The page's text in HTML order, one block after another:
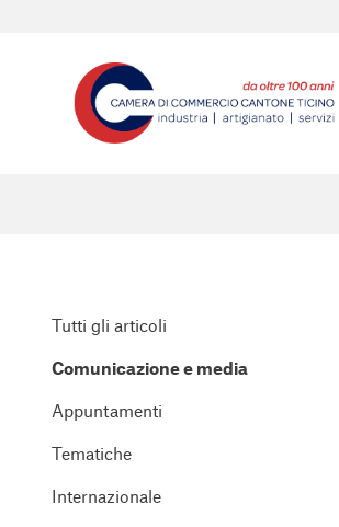
Tutti gli articoli
Comunicazione e media
Appuntamenti
Tematiche
Internazionale